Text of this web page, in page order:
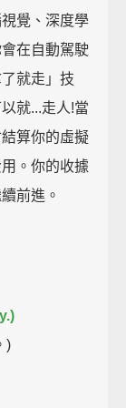
覺、深度學
在自動駕駛
就走」技
就...走人!當
算你的虛擬
。你的收據
前進。
)